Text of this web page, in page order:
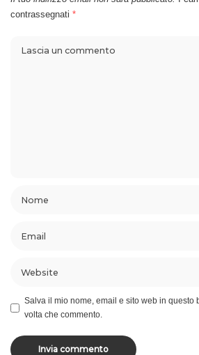
contrassegnati *
Salva il mio nome, email e sito web in questo
volta che commento.